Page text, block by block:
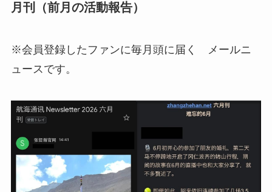
月刊（前月の活動報告）
※会員登録したファンに毎月頭に届く メールニ
ュースです。